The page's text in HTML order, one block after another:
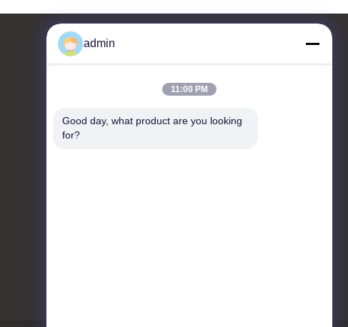
Contactar Ahora
JIANGSU ESTY BUILDING
MATERIALS CO.,LTD
admin
11:00 PM
Good day, what product are you looking
for?